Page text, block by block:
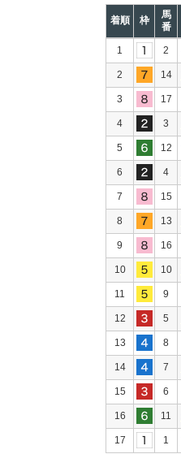
着順 枠
馬
番
1 2
2 14
3 17
4 3
5 12
6 4
7 15
8 13
9 16
10 10
11 9
12 5
13 8
14 7
15 6
16 11
17 1